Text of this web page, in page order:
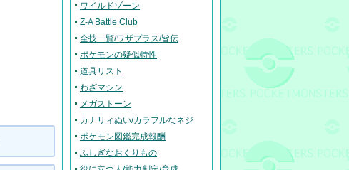
ワイルドゾーン
Z-A Battle Club
全技一覧/ワザプラス/皆伝
ポケモンの疑似特性
道具リスト
わざマシン
メガストーン
カナリィぬい/カラフルなネジ
ポケモン図鑑完成報酬
ふしぎなおくりもの